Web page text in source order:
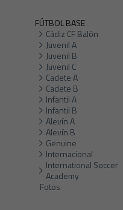
FÚTBOL BASE
Cádiz CF Balón
Juvenil A
Juvenil B
Juvenil C
Cadete A
Cadete B
Infantil A
Infantil B
Alevín A
Alevín B
Genuine
Internacional
International Soccer
Academy
Fotos